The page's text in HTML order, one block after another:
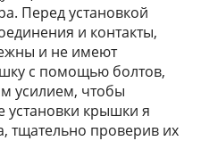
Перед установкой
и контакты,
и не имеют
с помощью болтов,
усилием, чтобы
установки крышки я
тщательно проверив их